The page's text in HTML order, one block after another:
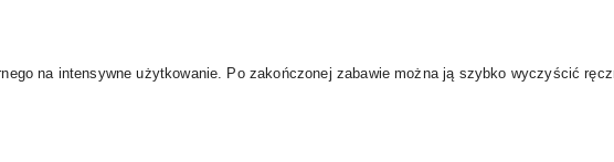
na intensywne użytkowanie. Po zakończonej zabawie można ją szybko wyczyścić